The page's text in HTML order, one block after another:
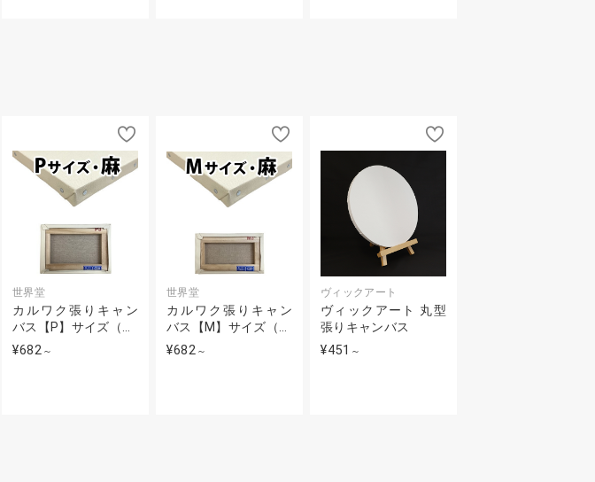
世界堂
カルワク張りキャン
バス【P】サイズ（…
¥682 ～
世界堂
カルワク張りキャン
バス【M】サイズ（…
¥682 ～
ヴィックアート
ヴィックアート 丸型
張りキャンバス
¥451 ～